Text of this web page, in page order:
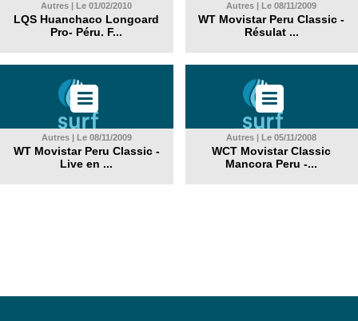
Autres | Le 01/02/2010
LQS Huanchaco Longoard
Pro- Péru. F...
Autres | Le 08/11/2009
WT Movistar Peru Classic -
Résulat ...
Autres | Le 08/11/2009
WT Movistar Peru Classic -
Live en ...
Autres | Le 05/11/2008
WCT Movistar Classic
Mancora Peru -...